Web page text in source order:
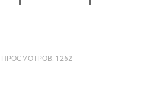
ПРОСМОТРОВ: 1262